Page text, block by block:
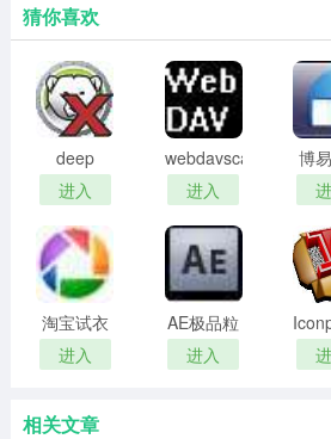
4、互动交流：大智慧路演平台和股
研究机构等等。大智慧模拟炒股为
习交流的场所。
5、使用简单：传统界面和操作习惯
而且不需要特别维护。
猜你喜欢
deep
freeze
password
remover(冰
点还原密
码清除器)
进入
webdavscan
客户端
(web漏洞
扫描软件)
进入
博
资
淘宝试衣
服软件
进入
AE极品粒
子插件
(Trapcode
进入
中
相关文章